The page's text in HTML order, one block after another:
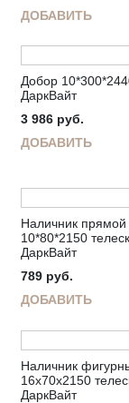
ДОБАВИТЬ
Добор
ДаркВайт
3 986 руб.
ДОБАВИТЬ
Наличник прямой
10*80*2150
ДаркВайт
789 руб.
ДОБАВИТЬ
Наличник
16х70х2150
ДаркВайт